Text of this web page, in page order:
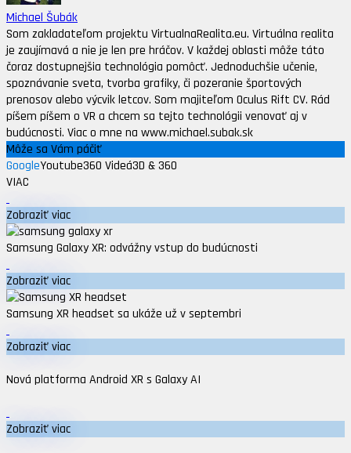
Michael Šubák
Som zakladateľom projektu VirtualnaRealita.eu. Virtuálna realita
je zaujímavá a nie je len pre hráčov. V každej oblasti môže táto
čoraz dostupnejšia technológia pomôcť. Jednoduchšie učenie,
spoznávanie sveta, tvorba grafiky, či pozeranie športových
prenosov alebo výcvik letcov. Som majiteľom Oculus Rift CV. Rád
píšem píšem o VR a chcem sa tejto technológii venovať aj v
budúcnosti. Viac o mne na www.michael.subak.sk
Môže sa Vám páčiť
GoogleYoutube360 Videá3D & 360
VIAC
Zobraziť viac
Samsung Galaxy XR: odvážny vstup do budúcnosti
Zobraziť viac
Samsung XR headset sa ukáže už v septembri
Zobraziť viac
Nová platforma Android XR s Galaxy AI
Zobraziť viac